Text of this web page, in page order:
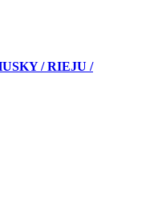
/ RIEJU /